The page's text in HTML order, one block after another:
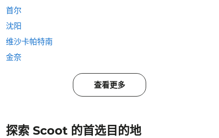
首尔
沈阳
维沙卡帕特南
金奈
查看更多
探索 Scoot 的首选目的地